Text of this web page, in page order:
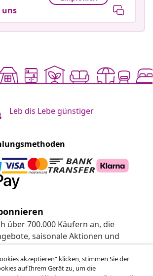
uns
Leb dis Lebe günstiger
über 700.000 Käufern an, die
saisonale Aktionen und
erhalten.
Accounts
akzeptieren“ klicken, stimmen Sie der
auf Ihrem Gerät zu, um die